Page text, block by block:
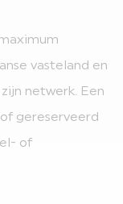
vasteland en
netwerk. Een
gereserveerd
of